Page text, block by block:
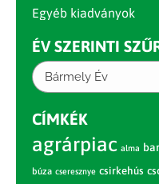
Egyéb kiadványok
ÉV SZERINTI
Bármely Év
CÍMKÉK
agrárpiac alma
búza cseresznye csirkehús